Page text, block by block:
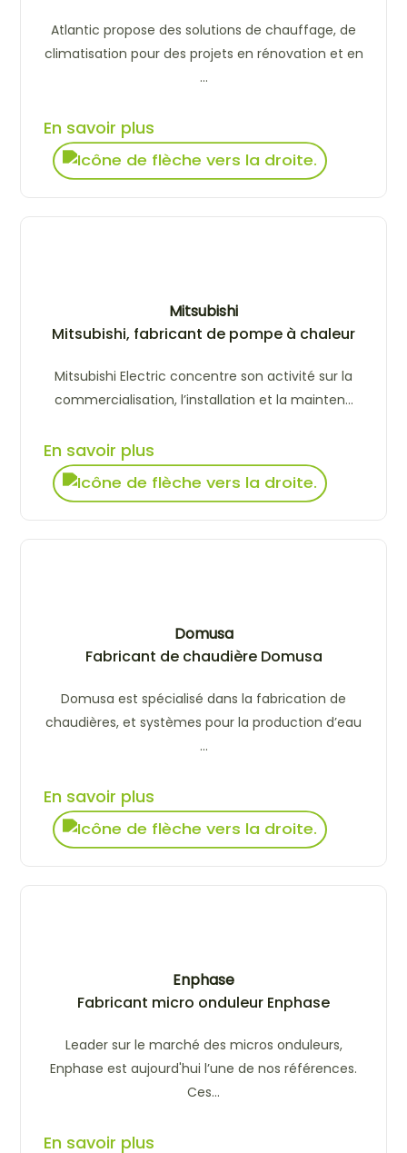
Atlantic propose des solutions de chauffage, de
climatisation pour des projets en rénovation et en
...
En savoir plus
Mitsubishi
Mitsubishi, fabricant de pompe à chaleur
Mitsubishi Electric concentre son activité sur la
commercialisation, l’installation et la mainten...
En savoir plus
Domusa
Fabricant de chaudière Domusa
Domusa est spécialisé dans la fabrication de
chaudières, et systèmes pour la production d’eau
...
En savoir plus
Enphase
Fabricant micro onduleur Enphase
Leader sur le marché des micros onduleurs,
Enphase est aujourd'hui l’une de nos références.
Ces...
En savoir plus